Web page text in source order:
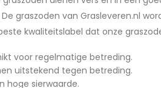
graszoden van Grasleveren.nl
kwaliteitslabel dat onze
voor regelmatige betreding.
uitstekend tegen betreding.
hoge sierwaarde.